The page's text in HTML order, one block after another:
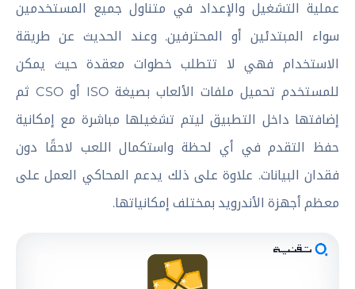
عملية التشغيل والإعداد في متناول جميع المستخدمين
سواء المبتدئين أو المحترفين. وعند الحديث عن طريقة
الاستخدام فهي لا تتطلب خطوات معقدة حيث يمكن
للمستخدم تحميل ملفات الألعاب بصيغة ISO أو CSO ثم
إضافتها داخل التطبيق ليتم تشغيلها مباشرة مع إمكانية
حفظ التقدم في أي لحظة واستكمال اللعب لاحقًا دون
فقدان البيانات. علاوة على ذلك يدعم المحاكي العمل على
معظم أجهزة الأندرويد بمختلف إمكانياتها.